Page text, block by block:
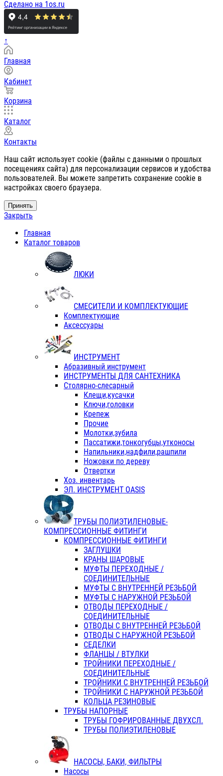
Сделано на 1os.ru
↑
Главная
Кабинет
Корзина
Каталог
Контакты
Наш сайт использует cookie (файлы с данными о прошлых
посещениях сайта) для персонализации сервисов и удобства
пользователей. Вы можете запретить сохранение cookie в
настройках своего браузера.
Принять
Закрыть
Главная
Каталог товаров
ЛЮКИ
СМЕСИТЕЛИ И КОМПЛЕКТУЮЩИЕ
Комплектующие
Аксессуары
ИНСТРУМЕНТ
Абразивный инструмент
ИНСТРУМЕНТЫ ДЛЯ САНТЕХНИКА
Столярно-слесарный
Клещи,кусачки
Ключи,головки
Крепеж
Прочие
Молотки,зубила
Пассатижи,тонкогубцы,утконосы
Напильники,надфили,рашпили
Ножовки по дереву
Отвертки
Хоз. инвентарь
ЭЛ. ИНСТРУМЕНТ OASIS
ТРУБЫ ПОЛИЭТИЛЕНОВЫЕ-
КОМПРЕССИОННЫЕ ФИТИНГИ
КОМПРЕССИОННЫЕ ФИТИНГИ
ЗАГЛУШКИ
КРАНЫ ШАРОВЫЕ
МУФТЫ ПЕРЕХОДНЫЕ /
СОЕДИНИТЕЛЬНЫЕ
МУФТЫ С ВНУТРЕННЕЙ РЕЗЬБОЙ
МУФТЫ С НАРУЖНОЙ РЕЗЬБОЙ
ОТВОДЫ ПЕРЕХОДНЫЕ /
СОЕДИНИТЕЛЬНЫЕ
ОТВОДЫ С ВНУТРЕННЕЙ РЕЗЬБОЙ
ОТВОДЫ С НАРУЖНОЙ РЕЗЬБОЙ
СЕДЕЛКИ
ФЛАНЦЫ / ВТУЛКИ
ТРОЙНИКИ ПЕРЕХОДНЫЕ /
СОЕДИНИТЕЛЬНЫЕ
ТРОЙНИКИ С ВНУТРЕННЕЙ РЕЗЬБОЙ
ТРОЙНИКИ С НАРУЖНОЙ РЕЗЬБОЙ
КОЛЬЦА РЕЗИНОВЫЕ
ТРУБЫ НАПОРНЫЕ
ТРУБЫ ГОФРИРОВАННЫЕ ДВУХСЛ.
ТРУБЫ ПОЛИЭТИЛЕНОВЫЕ
НАСОСЫ, БАКИ, ФИЛЬТРЫ
Насосы